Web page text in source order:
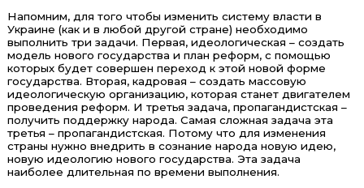
Напомним, для того чтобы изменить систему власти в
Украине (как и в любой другой стране) необходимо
выполнить три задачи. Первая, идеологическая – создать
модель нового государства и план реформ, с помощью
которых будет совершен переход к этой новой форме
государства. Вторая, кадровая – создать массовую
идеологическую организацию, которая станет двигателем
проведения реформ. И третья задача, пропагандистская –
получить поддержку народа. Самая сложная задача эта
третья – пропагандистская. Потому что для изменения
страны нужно внедрить в сознание народа новую идею,
новую идеологию нового государства. Эта задача
наиболее длительная по времени выполнения.